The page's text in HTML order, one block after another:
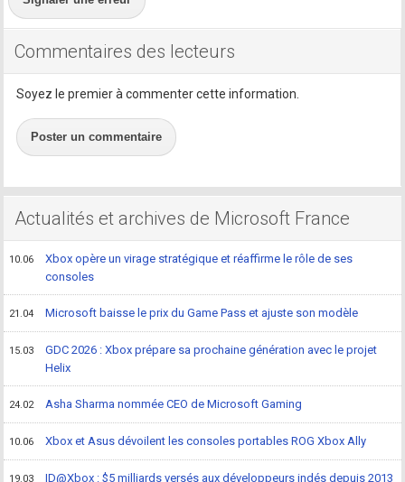
Commentaires des lecteurs
Soyez le premier à commenter cette information.
Poster un commentaire
Actualités et archives de Microsoft France
10.06
Xbox opère un virage stratégique et réaffirme le rôle de ses
consoles
21.04 Microsoft baisse le prix du Game Pass et ajuste son modèle
15.03
GDC 2026 : Xbox prépare sa prochaine génération avec le projet
Helix
24.02 Asha Sharma nommée CEO de Microsoft Gaming
10.06 Xbox et Asus dévoilent les consoles portables ROG Xbox Ally
19.03 ID@Xbox : $5 milliards versés aux développeurs indés depuis 2013